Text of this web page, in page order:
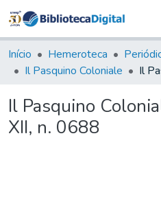
&
Início Hemeroteca
Il Pasquino Coloniale
Il Pasquino
XII, n. 0688